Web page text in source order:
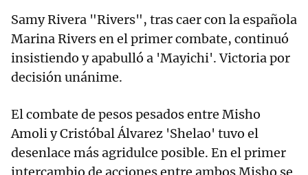
Samy Rivera "Rivers", tras caer con la española
Marina Rivers en el primer combate, continuó
insistiendo y apabulló a 'Mayichi'. Victoria por
decisión unánime.
El combate de pesos pesados entre Misho
Amoli y Cristóbal Álvarez 'Shelao' tuvo el
desenlace más agridulce posible. En el primer